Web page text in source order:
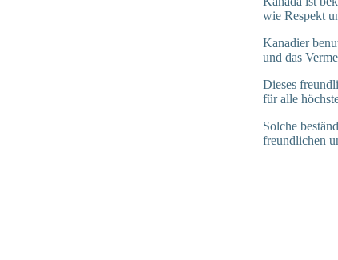
wie Respekt
Kanadier
und das
Dieses
für alle
Solche
freundlichen